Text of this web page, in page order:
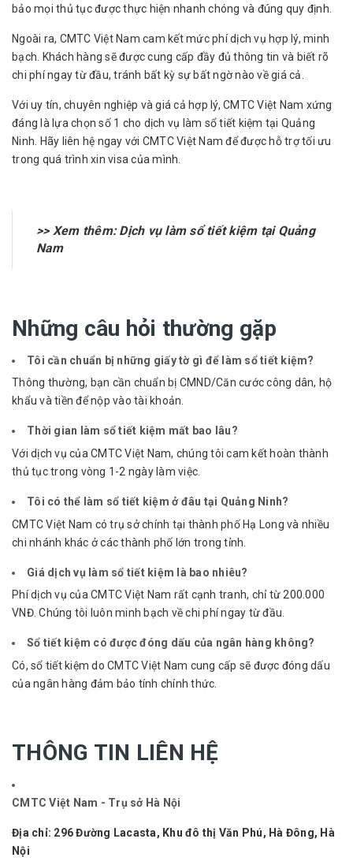
bảo mọi thủ tục được thực hiện nhanh chóng và đúng quy định.
Ngoài ra, CMTC Việt Nam cam kết mức phí dịch vụ hợp lý, minh
bạch. Khách hàng sẽ được cung cấp đầy đủ thông tin và biết rõ
chi phí ngay từ đầu, tránh bất kỳ sự bất ngờ nào về giá cả.
Với uy tín, chuyên nghiệp và giá cả hợp lý, CMTC Việt Nam xứng
đáng là lựa chọn số 1 cho dịch vụ làm sổ tiết kiệm tại Quảng
Ninh. Hãy liên hệ ngay với CMTC Việt Nam để được hỗ trợ tối ưu
trong quá trình xin visa của mình.
>> Xem thêm:Dịch vụ làm sổ tiết kiệm tại Quảng
Nam
Những câu hỏi thường gặp
Tôi cần chuẩn bị những giấy tờ gì để làm sổ tiết kiệm?
Thông thường, bạn cần chuẩn bị CMND/Căn cước công dân, hộ
khẩu và tiền để nộp vào tài khoản.
Thời gian làm sổ tiết kiệm mất bao lâu?
Với dịch vụ của CMTC Việt Nam, chúng tôi cam kết hoàn thành
thủ tục trong vòng 1-2 ngày làm việc.
Tôi có thể làm sổ tiết kiệm ở đâu tại Quảng Ninh?
CMTC Việt Nam có trụ sở chính tại thành phố Hạ Long và nhiều
chi nhánh khác ở các thành phố lớn trong tỉnh.
Giá dịch vụ làm sổ tiết kiệm là bao nhiêu?
Phí dịch vụ của CMTC Việt Nam rất cạnh tranh, chỉ từ 200.000
VNĐ. Chúng tôi luôn minh bạch về chi phí ngay từ đầu.
Sổ tiết kiệm có được đóng dấu của ngân hàng không?
Có, sổ tiết kiệm do CMTC Việt Nam cung cấp sẽ được đóng dấu
của ngân hàng đảm bảo tính chính thức.
THÔNG TIN LIÊN HỆ
CMTC Việt Nam - Trụ sở Hà Nội
Địa chỉ: 296 Đường Lacasta, Khu đô thị Văn Phú, Hà Đông, Hà
Nội